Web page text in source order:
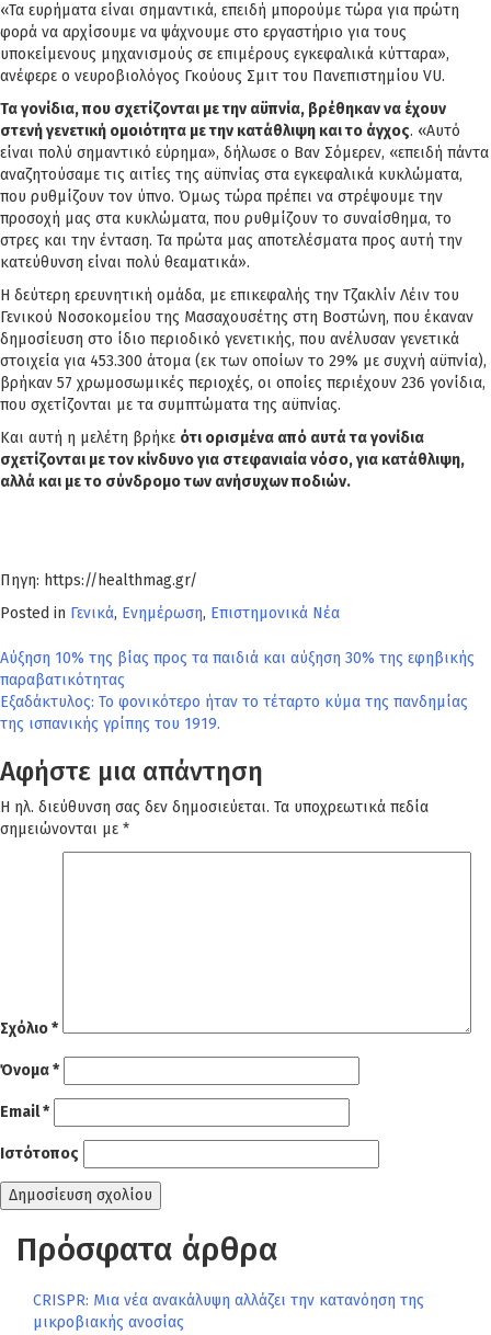
«Τα ευρήματα είναι σημαντικά, επειδή μπορούμε τώρα για πρώτη
φορά να αρχίσουμε να ψάχνουμε στο εργαστήριο για τους
υποκείμενους μηχανισμούς σε επιμέρους εγκεφαλικά κύτταρα»,
ανέφερε ο νευροβιολόγος Γκούους Σμιτ του Πανεπιστημίου VU.
Τα γονίδια, που σχετίζονται με την αϋπνία, βρέθηκαν να έχουν
στενή γενετική ομοιότητα με την κατάθλιψη και το άγχος. «Αυτό
είναι πολύ σημαντικό εύρημα», δήλωσε ο Βαν Σόμερεν, «επειδή πάντα
αναζητούσαμε τις αιτίες της αϋπνίας στα εγκεφαλικά κυκλώματα,
που ρυθμίζουν τον ύπνο. Όμως τώρα πρέπει να στρέψουμε την
προσοχή μας στα κυκλώματα, που ρυθμίζουν το συναίσθημα, το
στρες και την ένταση. Τα πρώτα μας αποτελέσματα προς αυτή την
κατεύθυνση είναι πολύ θεαματικά».
Η δεύτερη ερευνητική ομάδα, με επικεφαλής την Τζακλίν Λέιν του
Γενικού Νοσοκομείου της Μασαχουσέτης στη Βοστώνη, που έκαναν
δημοσίευση στο ίδιο περιοδικό γενετικής, που ανέλυσαν γενετικά
στοιχεία για 453.300 άτομα (εκ των οποίων το 29% με συχνή αϋπνία),
βρήκαν 57 χρωμοσωμικές περιοχές, οι οποίες περιέχουν 236 γονίδια,
που σχετίζονται με τα συμπτώματα της αϋπνίας.
Και αυτή η μελέτη βρήκε ότι ορισμένα από αυτά τα γονίδια
σχετίζονται με τον κίνδυνο για στεφανιαία νόσο, για κατάθλιψη,
αλλά και με το σύνδρομο των ανήσυχων ποδιών.
Πηγη: https://healthmag.gr/
Posted in Γενικά, Ενημέρωση, Επιστημονικά Νέα
Πλοήγηση
άρθρων
Αύξηση 10% της βίας προς τα παιδιά και αύξηση 30% της εφηβικής
παραβατικότητας
Εξαδάκτυλος: Το φονικότερο ήταν το τέταρτο κύμα της πανδημίας
της ισπανικής γρίπης του 1919.
Αφήστε μια απάντηση
Η ηλ. διεύθυνση σας δεν δημοσιεύεται. Τα υποχρεωτικά πεδία
σημειώνονται με *
Σχόλιο*
Όνομα*
Email*
Ιστότοπος
Πρόσφατα άρθρα
CRISPR: Μια νέα ανακάλυψη αλλάζει την κατανόηση της
μικροβιακής ανοσίας